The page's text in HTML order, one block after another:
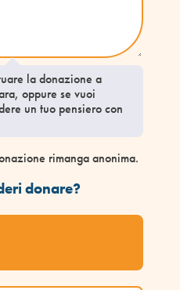
la donazione a
oppure se vuoi
un tuo pensiero con
rimanga anonima.
donare?